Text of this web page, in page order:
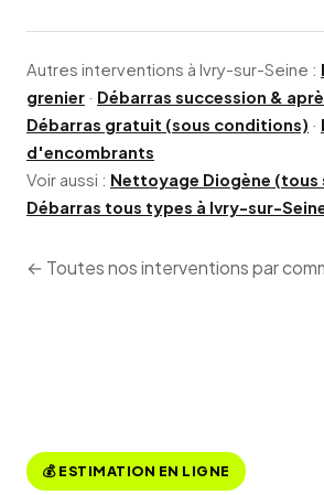
Autres interventions à Ivry-sur-Seine :
grenier · Débarras succession &
Débarras gratuit (sous conditions) ·
d'encombrants
Voir aussi : Nettoyage Diogène (tous
Débarras tous types à Ivry-sur-
← Toutes nos interventions par
💰 ESTIMATION EN LIGNE